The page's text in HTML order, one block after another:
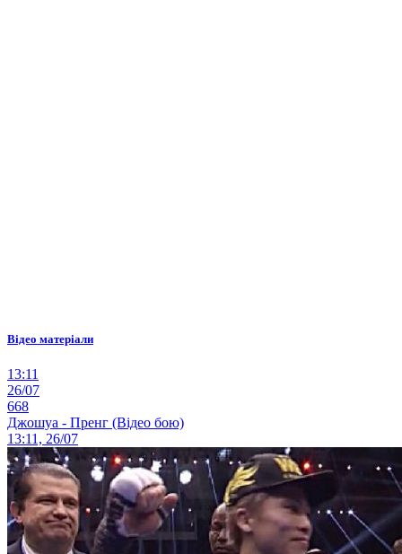
Відео матеріали
13:11
26/07
668
Джошуа - Пренг (Відео бою)
13:11, 26/07